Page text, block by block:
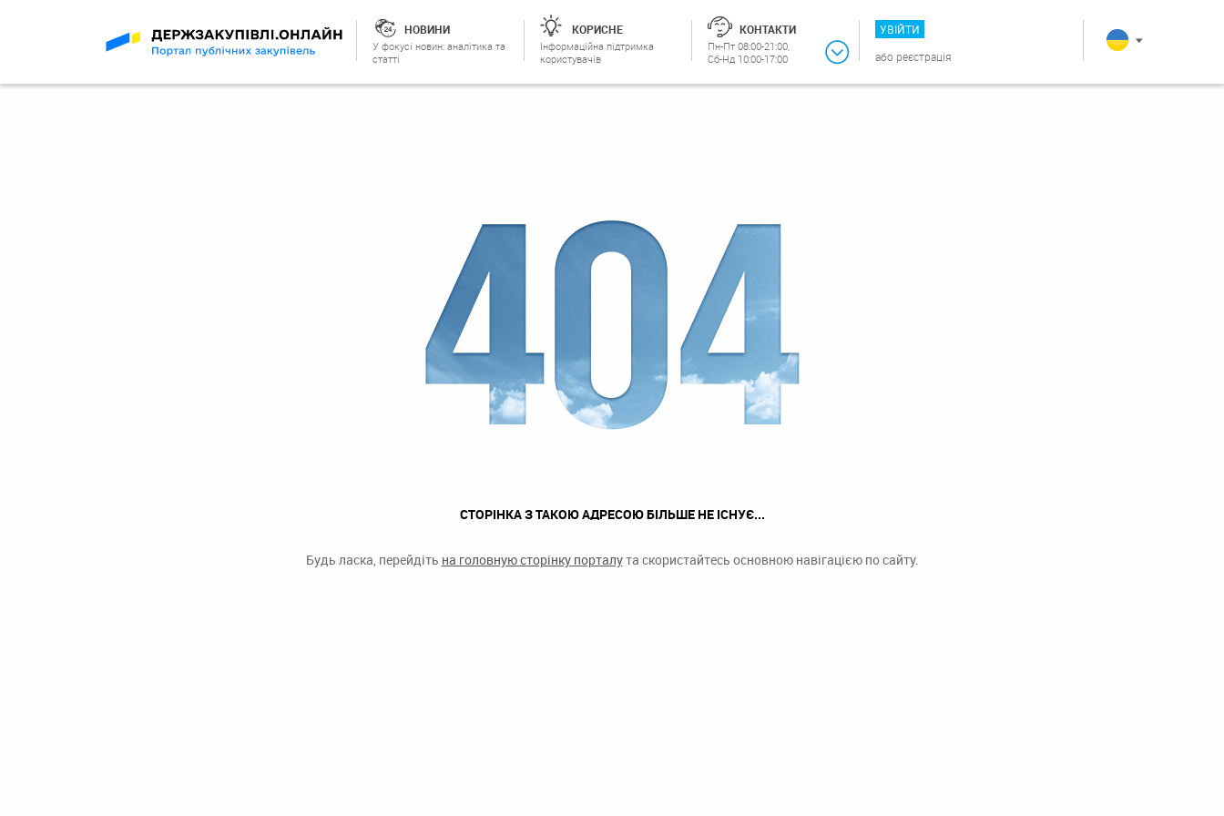
НОВИНИ
У фокусі новин: аналітика та
статті
КОРИСНЕ
Інформаційна підтримка
користувачів
КОНТАКТИ
Пн-Пт 08:00-21:00,
Сб-Нд 10:00-17:00
УВІЙТИ
або реєстрація
СТОРІНКА З ТАКОЮ АДРЕСОЮ БІЛЬШЕ НЕ ІСНУЄ...
Будь ласка, перейдіть на головную сторінку порталута скористайтесь основною навігацією по сайту.